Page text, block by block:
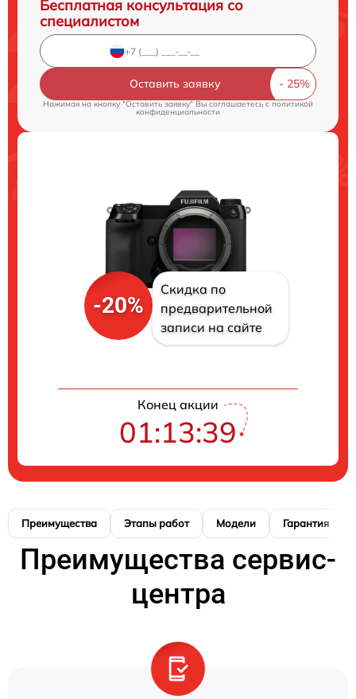
Бесплатная консультация со
специалистом
Оставить заявку
Нажимая на кнопку "Оставить заявку" Вы соглашаетесь c политикой
конфиденциальности
-20%
Скидка по
предварительной
записи на сайте
Конец акции
01:13:38
Преимущества Этапы работ Модели Гарантия
Преимущества сервис-
центра